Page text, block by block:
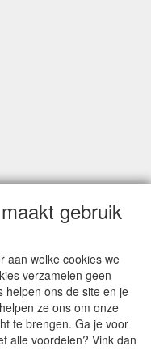
gebruik
aan welke cookies we
verzamelen geen
helpen ons de site en je
ze ons om onze
te brengen. Ga je voor
alle voordelen? Vink dan